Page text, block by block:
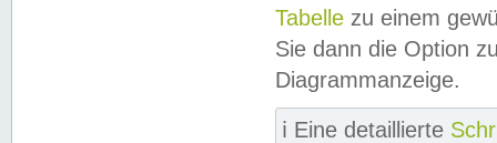
Tabelle zu einem
Sie dann die Option
Diagrammanzeige.
ℹ️ Eine detaillierte